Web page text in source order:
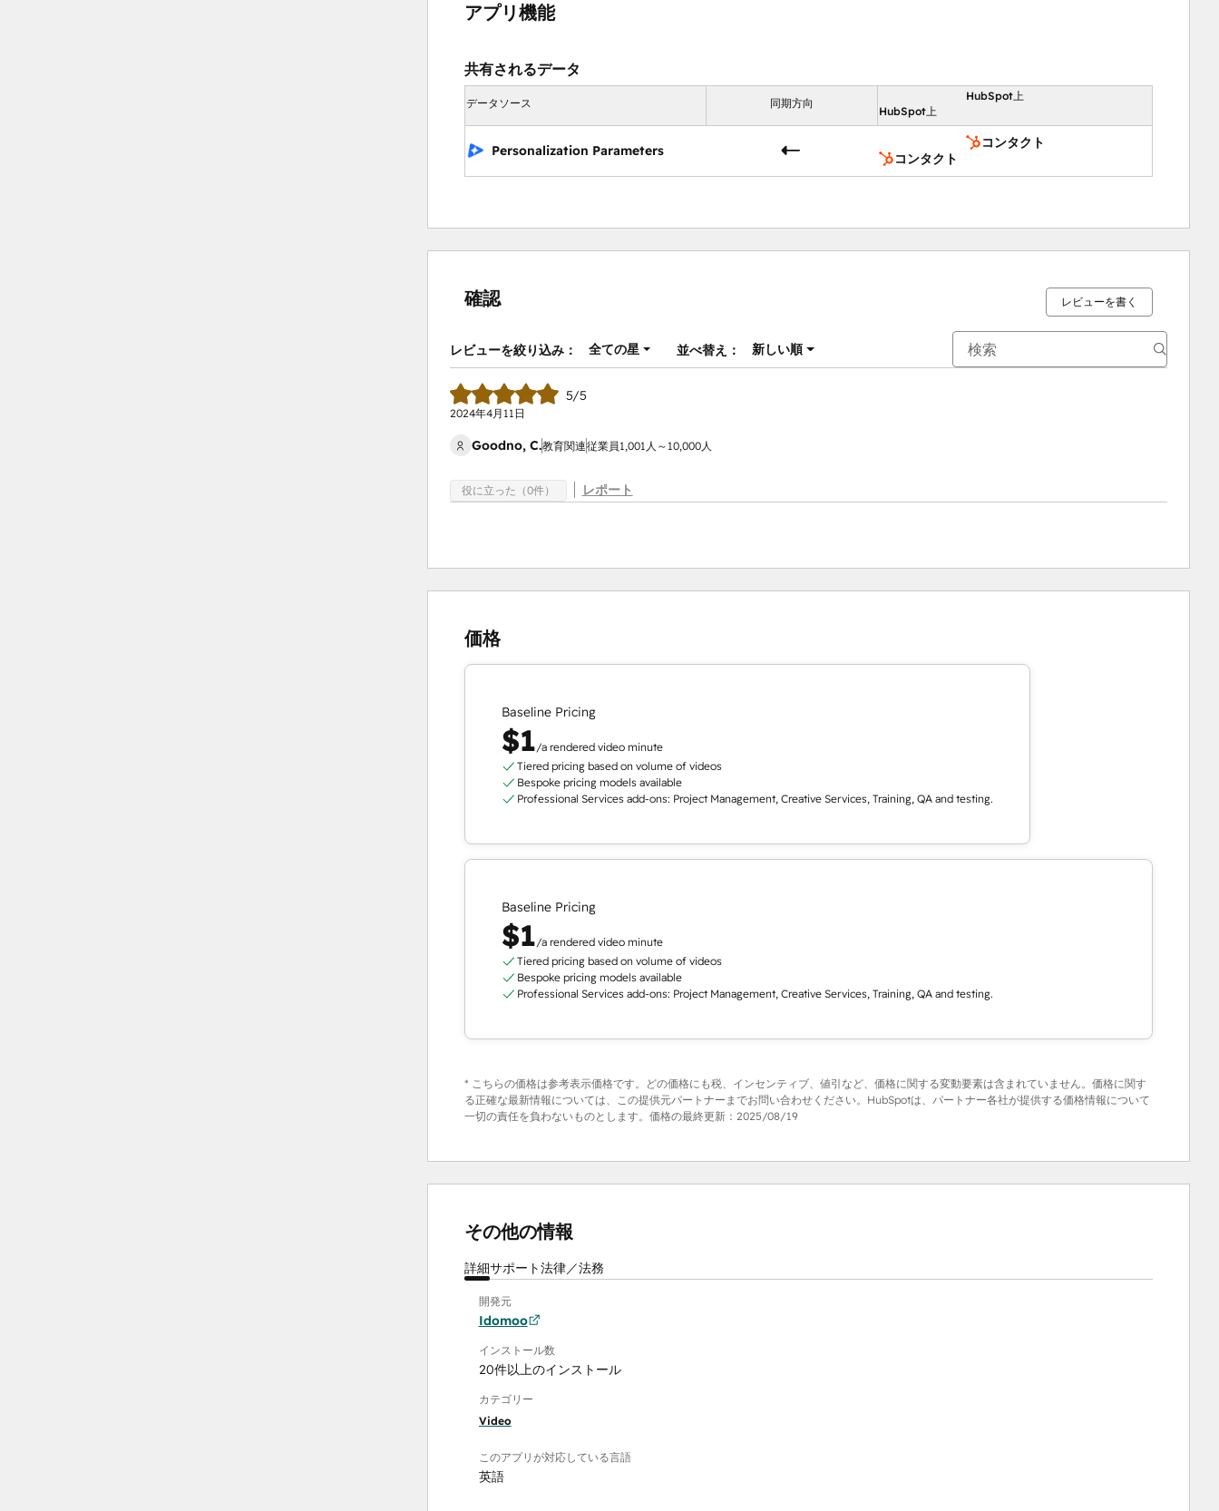
アプリ機能
共有されるデータ
データソース 同期方向
HubSpot上
HubSpot上
Personalization Parameters
コンタクト
コンタクト
確認 レビューを書く
レビューを絞り込み： 全ての星 並べ替え： 新しい順
5/5
2024年4月11日
Goodno, C.教育関連従業員1,001人～10,000人
役に立った（0件） レポート
価格
Baseline Pricing
$1/a rendered video minute
Tiered pricing based on volume of videos
Bespoke pricing models available
Professional Services add-ons: Project Management, Creative Services, Training, QA and testing.
Baseline Pricing
$1/a rendered video minute
Tiered pricing based on volume of videos
Bespoke pricing models available
Professional Services add-ons: Project Management, Creative Services, Training, QA and testing.
* こちらの価格は参考表示価格です。どの価格にも税、インセンティブ、値引など、価格に関する変動要素は含まれていません。価格に関す
る正確な最新情報については、この提供元パートナーまでお問い合わせください。HubSpotは、パートナー各社が提供する価格情報について
一切の責任を負わないものとします。価格の最終更新： 2025/08/19
その他の情報
詳細サポート法律／法務
開発元
Idomoo
インストール数
20件以上のインストール
カテゴリー
Video
このアプリが対応している言語
英語